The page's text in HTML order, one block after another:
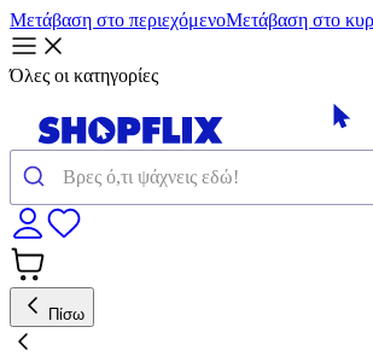
Μετάβαση στο περιεχόμενοΜετάβαση στο
Όλες οι κατηγορίες
Πίσω